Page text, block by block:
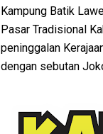
Kampung Batik
Pasar Tradisional
peninggalan
dengan sebutan